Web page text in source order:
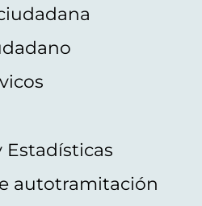
Estadísticas
autotramitación